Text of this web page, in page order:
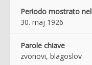
Periodo mostrato
30. maj 1926
Parole chiave
zvonovi, blagoslov